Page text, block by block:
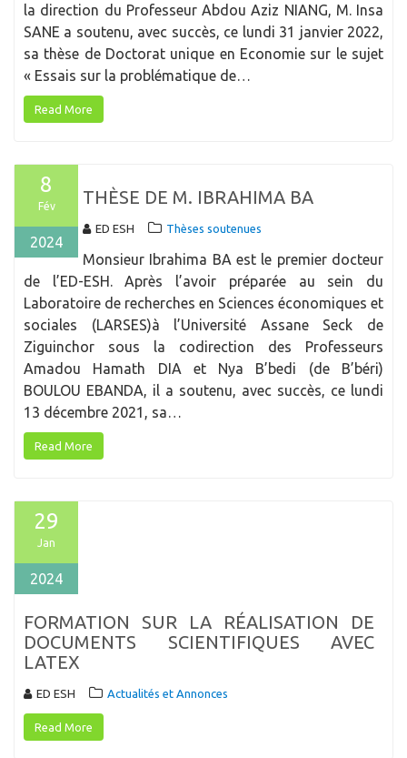
la direction du Professeur Abdou Aziz NIANG, M. Insa
SANE a soutenu, avec succès, ce lundi 31 janvier 2022,
sa thèse de Doctorat unique en Economie sur le sujet
« Essais sur la problématique de…
Read More
8
Fév
2024
THÈSE DE M. IBRAHIMA BA
ED ESH Thèses soutenues
Monsieur Ibrahima BA est le premier docteur
de l’ED-ESH. Après l’avoir préparée au sein du
Laboratoire de recherches en Sciences économiques et
sociales (LARSES)à l’Université Assane Seck de
Ziguinchor sous la codirection des Professeurs
Amadou Hamath DIA et Nya B’bedi (de B’béri)
BOULOU EBANDA, il a soutenu, avec succès, ce lundi
13 décembre 2021, sa…
Read More
29
Jan
2024
FORMATION SUR LA RÉALISATION DE
DOCUMENTS SCIENTIFIQUES AVEC
LATEX
ED ESH Actualités et Annonces
Read More